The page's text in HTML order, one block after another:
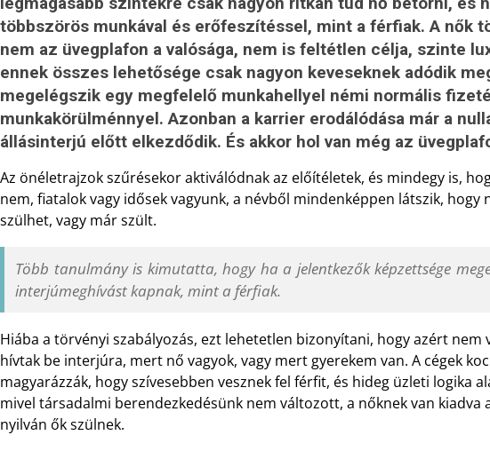
többszörös munkával és erőfeszítéssel, mint a férfiak. A nők
nem az üvegplafon a valósága, nem is feltétlen célja, szinte
ennek összes lehetősége csak nagyon keveseknek adódik
megelégszik egy megfelelő munkahellyel némi normális
munkakörülménnyel. Azonban a karrier erodálódása már a
állásinterjú előtt elkezdődik. És akkor hol van még az
Az önéletrajzok szűrésekor aktiválódnak az előítéletek, és mindegy is,
nem, fiatalok vagy idősek vagyunk, a névből mindenképpen látszik, hogy
szülhet, vagy már szült.
Több tanulmány is kimutatta, hogy ha a jelentkezők képzettsége
interjúmeghívást kapnak, mint a férfiak.
Hiába a törvényi szabályozás, ezt lehetetlen bizonyítani, hogy azért nem
hívtak be interjúra, mert nő vagyok, vagy mert gyerekem van. A cégek
magyarázzák, hogy szívesebben vesznek fel férfit, és hideg üzleti logika
mivel társadalmi berendezkedésünk nem változott, a nőknek van kiadva
nyilván ők szülnek.